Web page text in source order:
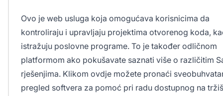
Ovo je web usluga koja omogućava korisnicima da
kontroliraju i upravljaju projektima otvorenog koda,
istražuju poslovne programe. To je također odličnom
platformom ako pokušavate saznati više o različitim
rješenjima. Klikom ovdje možete pronaći
pregled softvera za pomoć pri radu dostupnog na